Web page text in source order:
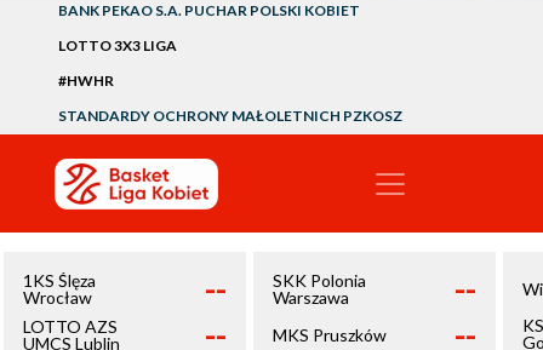
BANK PEKAO S.A. PUCHAR POLSKI KOBIET
LOTTO 3X3 LIGA
#HWHR
STANDARDY OCHRONY MAŁOLETNICH PZKOSZ
1KS Ślęza
Wrocław
--
LOTTO AZS
UMCS Lublin
--
SKK Polonia
Warszawa
--
MKS Pruszków --